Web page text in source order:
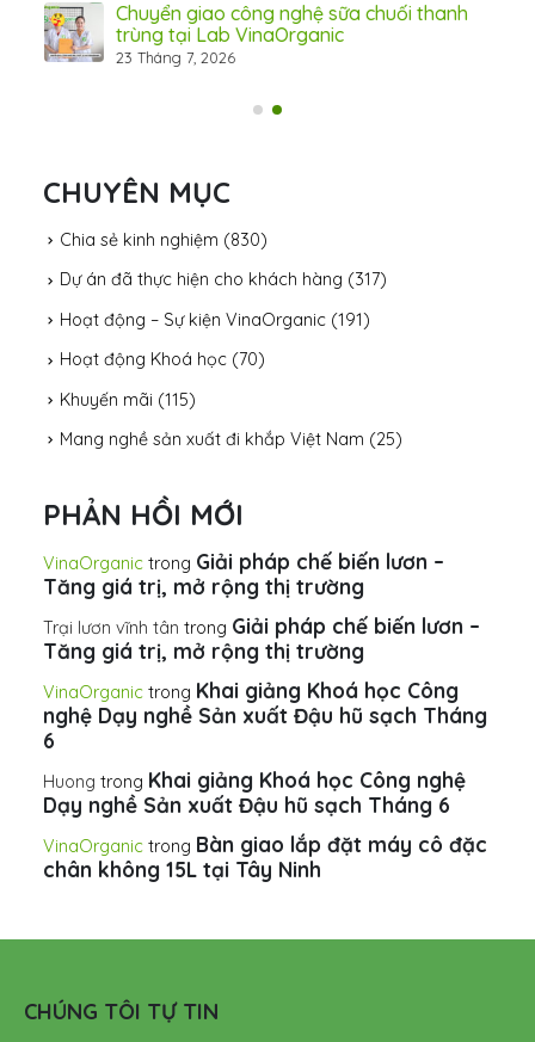
Chuyển giao công nghệ sữa chuối thanh
trùng tại Lab VinaOrganic
23 Tháng 7, 2026
CHUYÊN MỤC
Chia sẻ kinh nghiệm (830)
Dự án đã thực hiện cho khách hàng (317)
Hoạt động – Sự kiện VinaOrganic (191)
Hoạt động Khoá học (70)
Khuyến mãi (115)
Mang nghề sản xuất đi khắp Việt Nam (25)
PHẢN HỒI MỚI
VinaOrganic trong Giải pháp chế biến lươn –
Tăng giá trị, mở rộng thị trường
Trại lươn vĩnh tân trong Giải pháp chế biến lươn –
Tăng giá trị, mở rộng thị trường
VinaOrganic trong Khai giảng Khoá học Công
nghệ Dạy nghề Sản xuất Đậu hũ sạch Tháng
6
Huong trong Khai giảng Khoá học Công nghệ
Dạy nghề Sản xuất Đậu hũ sạch Tháng 6
VinaOrganic trong Bàn giao lắp đặt máy cô đặc
chân không 15L tại Tây Ninh
CHÚNG TÔI TỰ TIN